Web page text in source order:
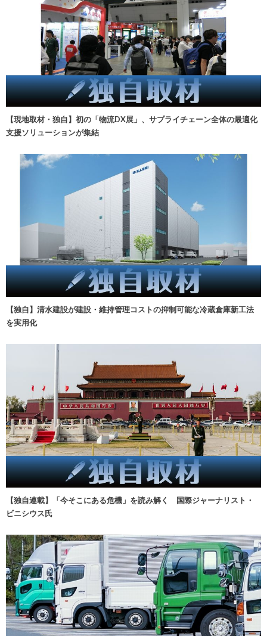
【現地取材・独自】初の「物流DX展」、サプライチェーン全体の最適化
支援ソリューションが集結
【独自】清水建設が建設・維持管理コストの抑制可能な冷蔵倉庫新工法
を実用化
【独自連載】「今そこにある危機」を読み解く 国際ジャーナリスト・
ビニシウス氏